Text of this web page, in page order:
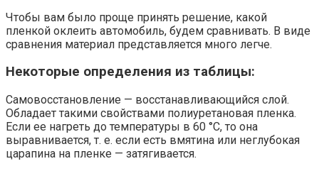
Чтобы вам было проще принять решение, какой
пленкой оклеить автомобиль, будем сравнивать. В виде
сравнения материал представляется много легче.
Некоторые определения из таблицы:
Самовосстановление — восстанавливающийся слой.
Обладает такими свойствами полиуретановая пленка.
Если ее нагреть до температуры в 60 °C, то она
выравнивается, т. е. если есть вмятина или неглубокая
царапина на пленке — затягивается.